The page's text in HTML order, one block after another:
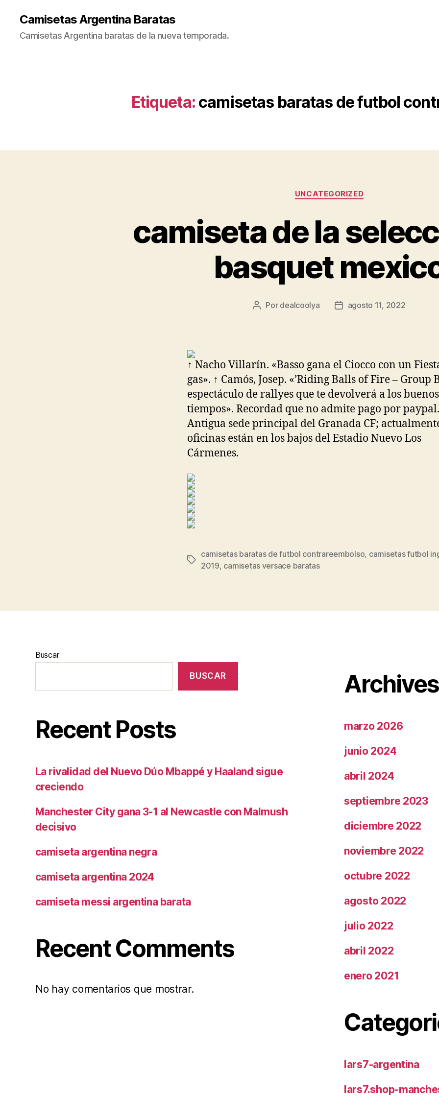
Camisetas Argentina Baratas
Camisetas Argentina baratas de la nueva temporada.
Etiqueta: camisetas baratas de futbol
Categorías
UNCATEGORIZED
camiseta de la
basquet
Autor
Por dealcoolya
Fechaagosto 11, 2022
↑ Nacho Villarín. «Basso gana el Ciocco con un
gas». ↑ Camós, Josep. «’Riding Balls of Fire – Group
espectáculo de rallyes que te devolverá a los buenos
tiempos». Recordad que no admite pago por paypal.
Antigua sede principal del Granada CF;
oficinas están en los bajos del Estadio Nuevo Los
Cármenes.
Etiquetas
camisetas baratas de futbol contrareembolso, camisetas futbol
2019, camisetas versace baratas
Buscar
BUSCAR
Recent Posts
La rivalidad del Nuevo Dúo Mbappé y Haaland sigue
creciendo
Manchester City gana 3-1 al Newcastle con Malmush
decisivo
camiseta argentina negra
camiseta argentina 2024
camiseta messi argentina barata
Recent Comments
No hay comentarios que mostrar.
Archives
marzo 2026
junio 2024
abril 2024
septiembre 2023
diciembre 2022
noviembre 2022
octubre 2022
agosto 2022
julio 2022
abril 2022
enero 2021
lars7-argentina
lars7.shop-